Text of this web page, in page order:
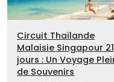
Circuit Thaïlande
Malaisie Singapour 21
jours : Un Voyage
de Souvenirs